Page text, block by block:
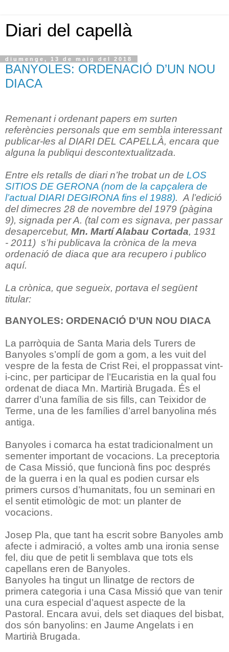
Diari del capellà
diumenge, 13 de maig del 2018
BANYOLES: ORDENACIÓ D’UN NOU
DIACA
Remenant i ordenant papers em surten
referències personals que em sembla interessant
publicar-les al DIARI DEL CAPELLÀ, encara que
alguna la publiqui descontextualitzada.
Entre els retalls de diari n’he trobat un de LOS
SITIOS DE GERONA (nom de la capçalera de
l’actual DIARI DEGIRONA fins el 1988). A l’edició
del dimecres 28 de novembre del 1979 (pàgina
9), signada per A. (tal com es signava, per passar
desapercebut, Mn. Martí Alabau Cortada, 1931
- 2011) s’hi publicava la crònica de la meva
ordenació de diaca que ara recupero i publico
aquí.
La crònica, que segueix, portava el següent
titular:
BANYOLES: ORDENACIÓ D’UN NOU DIACA
La parròquia de Santa Maria dels Turers de
Banyoles s’omplí de gom a gom, a les vuit del
vespre de la festa de Crist Rei, el proppassat vint-
i-cinc, per participar de l’Eucaristia en la qual fou
ordenat de diaca Mn. Martirià Brugada. És el
darrer d’una família de sis fills, can Teixidor de
Terme, una de les famílies d’arrel banyolina més
antiga.
Banyoles i comarca ha estat tradicionalment un
sementer important de vocacions. La preceptoria
de Casa Missió, que funcionà fins poc després
de la guerra i en la qual es podien cursar els
primers cursos d’humanitats, fou un seminari en
el sentit etimològic de mot: un planter de
vocacions.
Josep Pla, que tant ha escrit sobre Banyoles amb
afecte i admiració, a voltes amb una ironia sense
fel, diu que de petit li semblava que tots els
capellans eren de Banyoles.
Banyoles ha tingut un llinatge de rectors de
primera categoria i una Casa Missió que van tenir
una cura especial d’aquest aspecte de la
Pastoral. Encara avui, dels set diaques del bisbat,
dos són banyolins: en Jaume Angelats i en
Martirià Brugada.